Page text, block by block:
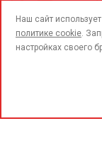
Наш сайт
политике cookie.
настройках своего